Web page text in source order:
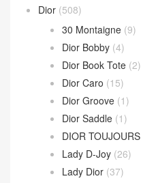
Dior (508)
30 Montaigne (9)
Dior Bobby (4)
Dior Book Tote (2)
Dior Caro (15)
Dior Groove (1)
Dior Saddle (1)
DIOR TOUJOURS
Lady D-Joy (26)
Lady Dior (37)